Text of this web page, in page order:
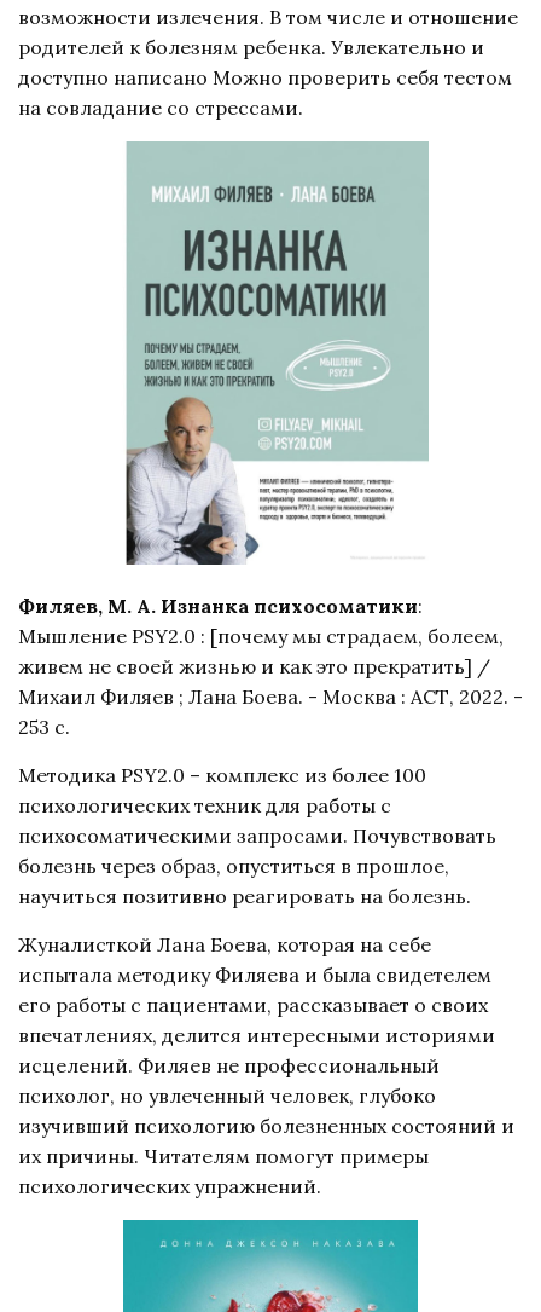
возможности излечения. В том числе и отношение
родителей к болезням ребенка. Увлекательно и
доступно написано Можно проверить себя тестом
на совладание со стрессами.
Филяев, М. А. Изнанка психосоматики:
Мышление PSY2.0 : [почему мы страдаем, болеем,
живем не своей жизнью и как это прекратить] /
Михаил Филяев ; Лана Боева. - Москва : АСТ, 2022. -
253 с.
Методика PSY2.0 – комплекс из более 100
психологических техник для работы с
психосоматическими запросами. Почувствовать
болезнь через образ, опуститься в прошлое,
научиться позитивно реагировать на болезнь.
Жуналисткой Лана Боева, которая на себе
испытала методику Филяева и была свидетелем
его работы с пациентами, рассказывает о своих
впечатлениях, делится интересными историями
исцелений. Филяев не профессиональный
психолог, но увлеченный человек, глубоко
изучивший психологию болезненных состояний и
их причины. Читателям помогут примеры
психологических упражнений.